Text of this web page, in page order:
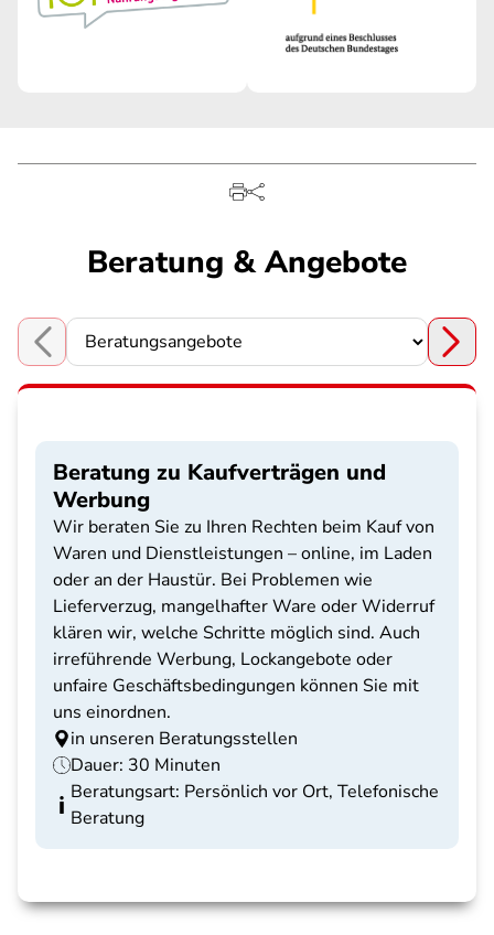
Beratung & Angebote
Choose a section
Beratung zu Kaufverträgen und
Werbung
Wir beraten Sie zu Ihren Rechten beim Kauf von
Waren und Dienstleistungen – online, im Laden
oder an der Haustür. Bei Problemen wie
Lieferverzug, mangelhafter Ware oder Widerruf
klären wir, welche Schritte möglich sind. Auch
irreführende Werbung, Lockangebote oder
unfaire Geschäftsbedingungen können Sie mit
uns einordnen.
in unseren Beratungsstellen
Dauer: 30 Minuten
Beratungsart: Persönlich vor Ort, Telefonische
Beratung